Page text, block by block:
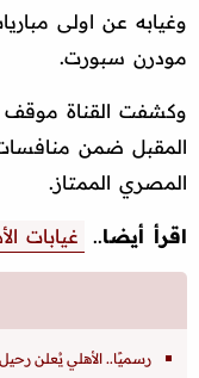
وغيابه عن اولى
مودرن سبورت.
وكشفت القناة موقف
المقبل ضمن منافسات
المصري الممتاز.
اقرأ أيضا.. غيابات
رسميًا.. الأهلي يُعلن